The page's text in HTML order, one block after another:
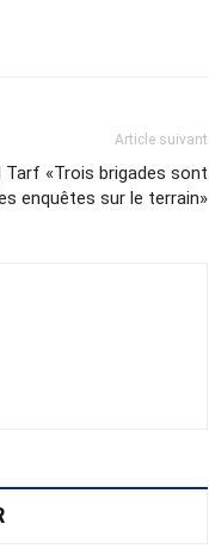
Article suivant
Tarf «Trois brigades sont
enquêtes sur le terrain»